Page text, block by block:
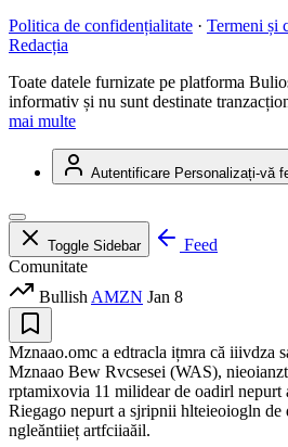
Politica de confidențialitate · Termeni și
Redacția
Toate datele furnizate pe platforma
informativ și nu sunt destinate
mai multe
Autentificare Personalizați-vă
Toggle Sidebar
Feed
Comunitate
Bullish AMZN Jan 8
Mznaao.omc a edtracla ițmra că iiivdza
Mznaao Bew Rvcsesei (WAS),
rptamixovia 11 milidear de oadirl nepurt
Riegago nepurt a sjripnii hlteieoiogln de
ngleăntiieț artfciiaăil.